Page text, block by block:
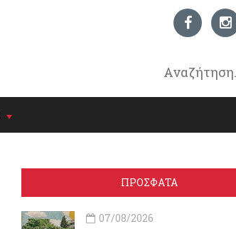
ΠΡΟΣΦΑΤΑ
07/08/2026